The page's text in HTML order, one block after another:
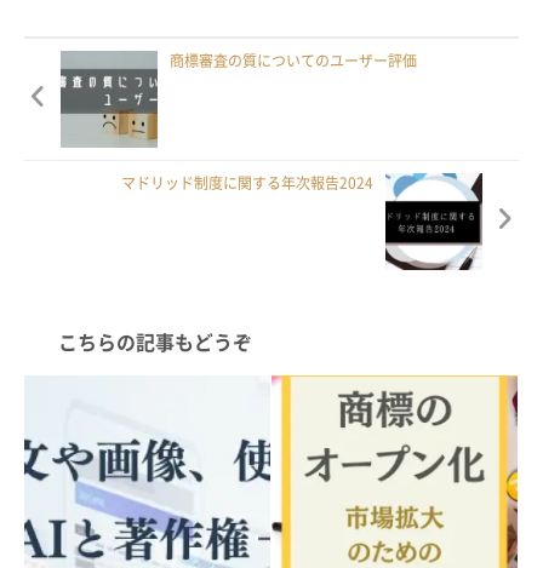
商標審査の質についてのユーザー評価
マドリッド制度に関する年次報告2024
こちらの記事もどうぞ